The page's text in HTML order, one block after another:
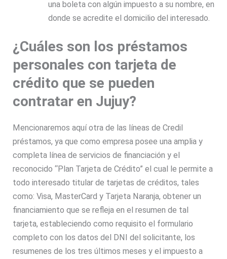
una boleta con algún impuesto a su nombre, en
donde se acredite el domicilio del interesado.
¿Cuáles son los préstamos
personales con tarjeta de
crédito que se pueden
contratar en Jujuy?
Mencionaremos aquí otra de las líneas de Credil
préstamos, ya que como empresa posee una amplia y
completa línea de servicios de financiación y el
reconocido“Plan Tarjeta de Crédito” el cual le permite a
todo interesado titular de tarjetas de créditos, tales
como: Visa, MasterCard y Tarjeta Naranja, obtener un
financiamiento que se refleja en el resumen de tal
tarjeta, estableciendo como requisito el formulario
completo con los datos del DNI del solicitante, los
resumenes de los tres últimos meses y el impuesto a